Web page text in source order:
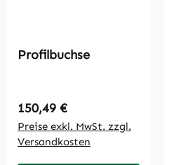
Profilbuchse
Regulärer Preis:
150,49 €
Preise exkl. MwSt. zzgl.
Versandkosten